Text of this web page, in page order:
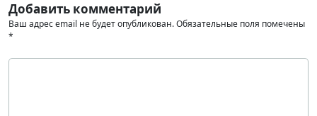
Добавить комментарий
Ваш адрес email не будет опубликован.Обязательные поля помечены
*